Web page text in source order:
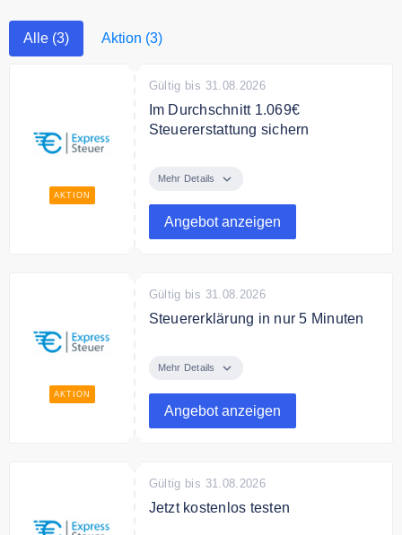
Alle (3) Aktion (3)
AKTION
Gültig bis 31.08.2026
Im Durchschnitt 1.069€
Steuererstattung sichern
von ExpressSteuer 1.069€
Mehr Details
Angebot anzeigen
AKTION
Gültig bis 31.08.2026
Steuererklärung in nur 5 Minuten
fertig mit ExpressSteuer
Mehr Details
Angebot anzeigen
Gültig bis 31.08.2026
Jetzt kostenlos testen